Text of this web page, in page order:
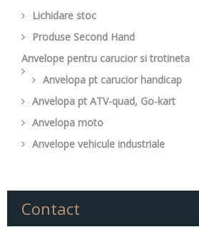
Manusi bicicleta
Ochelari
Alte piese bicicleta
Suport
Lichidare stoc
Produse Second Hand
Anvelope pentru carucior si trotineta
Camera pentru carucior
Anvelopa pt carucior handicap
Camera pt carucior handicap
Anvelopa pt ATV-quad, Go-kart
Anvelopa moto
Anvelopa scuter
Anvelopa Enduro FIM
Anvelopa Street
Anvelope vehicule industriale
Contact